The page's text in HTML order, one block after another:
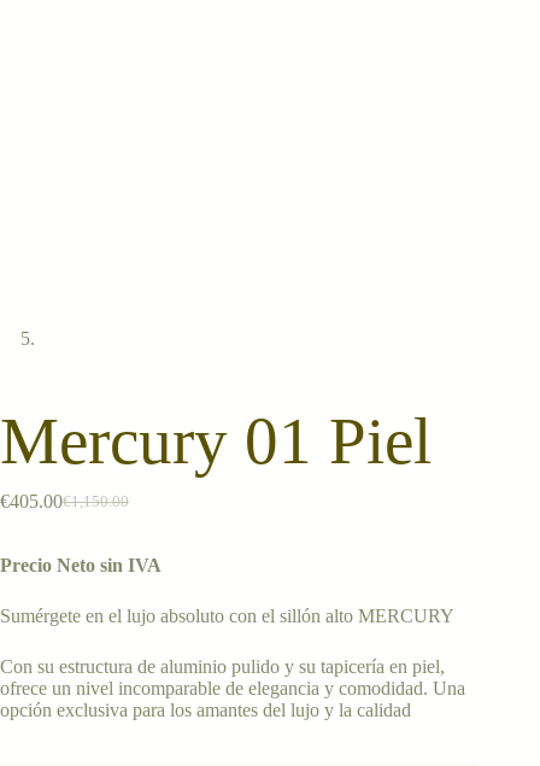
Mercury 01 Piel
€1,150.00
El
original
era:
€405.00El
actual
es:
Precio Neto sin IVA
Sumérgete en el lujo absoluto con el sillón alto MERCURY
Con su estructura de aluminio pulido y su tapicería en piel,
ofrece un nivel incomparable de elegancia y comodidad. Una
opción exclusiva para los amantes del lujo y la calidad